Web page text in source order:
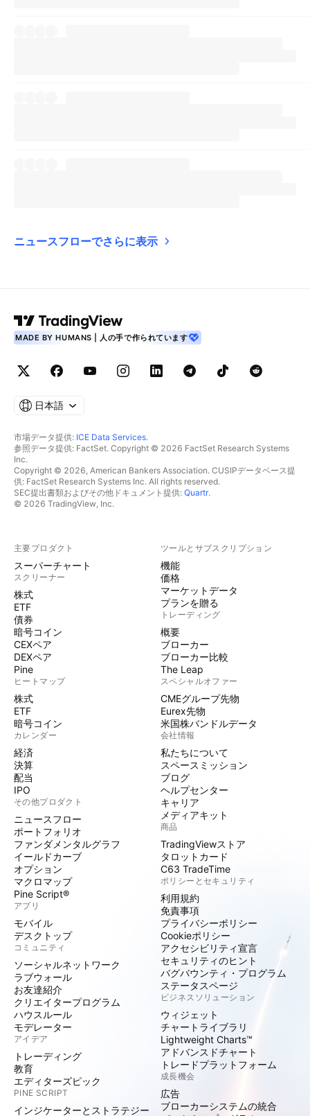
ニュースフローでさらに表示
MADE BY HUMANS | 人の手で作られています
日本語
市場データ提供: ICE Data Services.
参照データ提供: FactSet. Copyright © 2026 FactSet Research Systems
Inc.
Copyright © 2026, American Bankers Association. CUSIPデータベース提
供: FactSet Research Systems Inc. All rights reserved.
SEC提出書類およびその他ドキュメント提供: Quartr.
© 2026 TradingView, Inc.
主要プロダクト
スーパーチャート
スクリーナー
株式
ETF
債券
暗号コイン
CEXペア
DEXペア
Pine
ヒートマップ
株式
ETF
暗号コイン
カレンダー
経済
決算
配当
IPO
その他プロダクト
ニュースフロー
ポートフォリオ
ファンダメンタルグラフ
イールドカーブ
オプション
マクロマップ
Pine Script®
アプリ
モバイル
デスクトップ
コミュニティ
ソーシャルネットワーク
ラブウォール
お友達紹介
クリエイタープログラム
ハウスルール
モデレーター
アイデア
トレーディング
教育
エディターズピック
PINE SCRIPT
インジケーターとストラテジー
ツールとサブスクリプション
機能
価格
マーケットデータ
プランを贈る
トレーディング
概要
ブローカー
ブローカー比較
The Leap
スペシャルオファー
CMEグループ先物
Eurex先物
米国株バンドルデータ
会社情報
私たちについて
スペースミッション
ブログ
ヘルプセンター
キャリア
メディアキット
商品
TradingViewストア
タロットカード
C63 TradeTime
ポリシーとセキュリティ
利用規約
免責事項
プライバシーポリシー
Cookieポリシー
アクセシビリティ宣言
セキュリティのヒント
バグバウンティ・プログラム
ステータスページ
ビジネスソリューション
ウィジェット
チャートライブラリ
Lightweight Charts™
アドバンスドチャート
トレードプラットフォーム
成長機会
広告
ブローカーシステムの統合